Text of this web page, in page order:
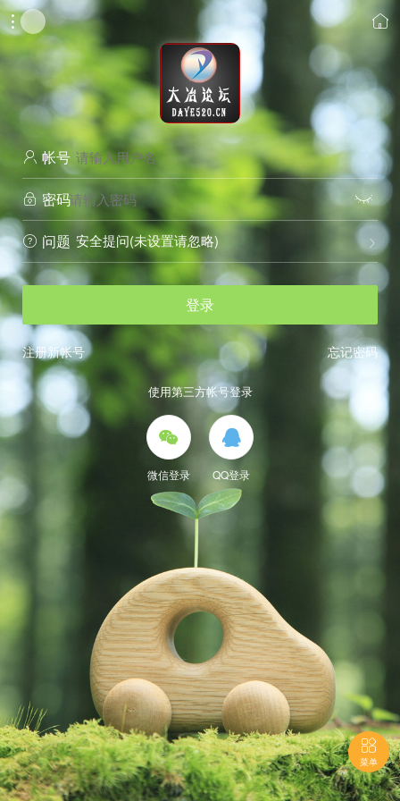
 
 帐号
 密码 
 问题 
安全提问(未设置请忽略)
登录
忘记密码
注册新帐号
使用第三方帐号登录

微信登录

QQ登录

菜单